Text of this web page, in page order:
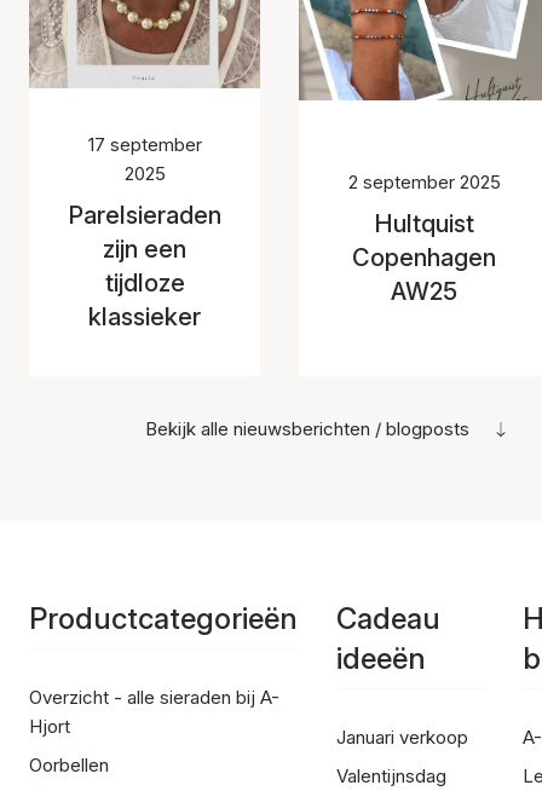
17 september
2025
Parelsieraden
zijn een
tijdloze
klassieker
2 september 2025
Hultquist
Copenhagen
AW25
Bekijk alle nieuwsberichten / blogposts
Productcategorieën
Overzicht - alle sieraden bij A-
Hjort
Oorbellen
Cadeau
ideeën
Januari verkoop
Valentijnsdag